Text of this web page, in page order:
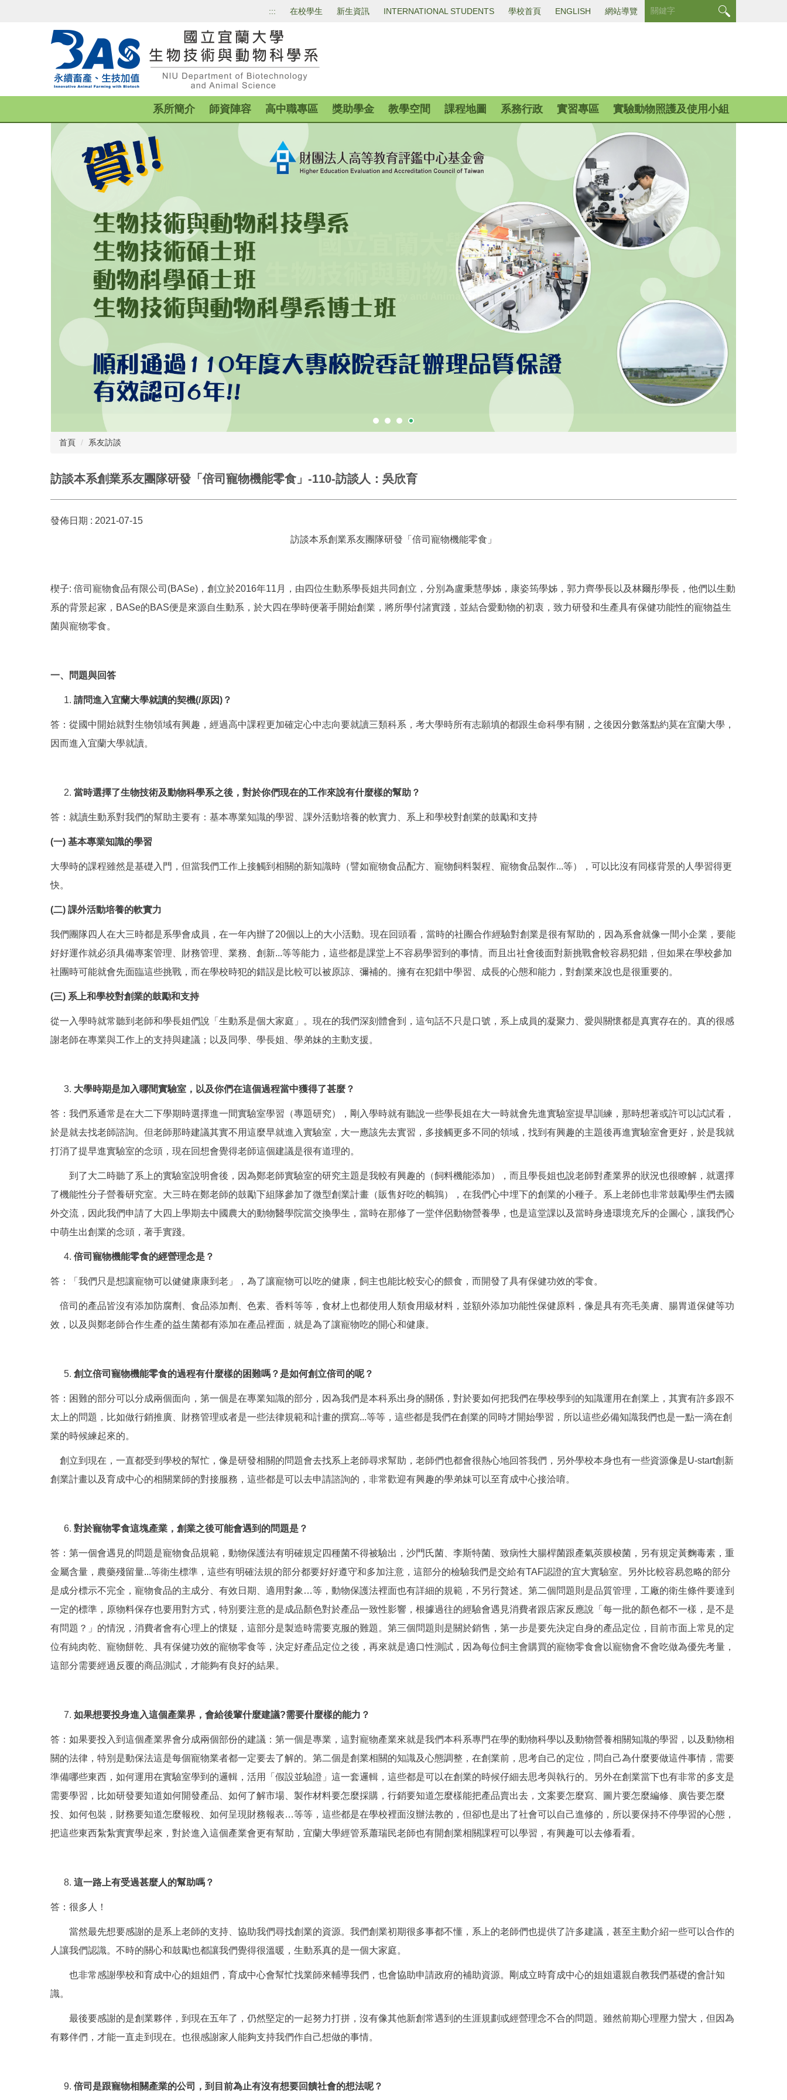
::: 在校學生 新生資訊 INTERNATIONAL STUDENTS 學校首頁 ENGLISH 網站導覽
系所簡介 師資陣容 高中職專區 獎助學金 教學空間 課程地圖 系務行政 實習專區 實驗動物照護及使用小組
首頁 系友訪談
訪談本系創業系友團隊研發「倍司寵物機能零食」-110-訪談人：吳欣育
發佈日期 : 2021-07-15
訪談本系創業系友團隊研發「倍司寵物機能零食」
楔子: 倍司寵物食品有限公司(BASe)，創立於2016年11月，由四位生動系學長姐共同創立，分別為盧秉慧學姊，康姿筠學姊，郭力齊學長以及林爾彤學長，他們以生動
系的背景起家，BASe的BAS便是來源自生動系，於大四在學時便著手開始創業，將所學付諸實踐，並結合愛動物的初衷，致力研發和生產具有保健功能性的寵物益生
菌與寵物零食。
一、問題與回答
請問進入宜蘭大學就讀的契機(/原因) ？
答：從國中開始就對生物領域有興趣，經過高中課程更加確定心中志向要就讀三類科系，考大學時所有志願填的都跟生命科學有關，之後因分數落點約莫在宜蘭大學，
因而進入宜蘭大學就讀。
當時選擇了生物技術及動物科學系之後，對於你們現在的工作來說有什麼樣的幫助？
答：就讀生動系對我們的幫助主要有：基本專業知識的學習、課外活動培養的軟實力、系上和學校對創業的鼓勵和支持
(一) 基本專業知識的學習
大學時的課程雖然是基礎入門，但當我們工作上接觸到相關的新知識時（譬如寵物食品配方、寵物飼料製程、寵物食品製作...等），可以比沒有同樣背景的人學習得更
快。
(二) 課外活動培養的軟實力
我們團隊四人在大三時都是系學會成員，在一年內辦了20個以上的大小活動。現在回頭看，當時的社團合作經驗對創業是很有幫助的，因為系會就像一間小企業，要能
好好運作就必須具備專案管理、財務管理、業務、創新...等等能力，這些都是課堂上不容易學習到的事情。而且出社會後面對新挑戰會較容易犯錯，但如果在學校參加
社團時可能就會先面臨這些挑戰，而在學校時犯的錯誤是比較可以被原諒、彌補的。擁有在犯錯中學習、成長的心態和能力，對創業來說也是很重要的。
(三) 系上和學校對創業的鼓勵和支持
從一入學時就常聽到老師和學長姐們說「生動系是個大家庭」。現在的我們深刻體會到，這句話不只是口號，系上成員的凝聚力、愛與關懷都是真實存在的。真的很感
謝老師在專業與工作上的支持與建議；以及同學、學長姐、學弟妹的主動支援。
大學時期是加入哪間實驗室，以及你們在這個過程當中獲得了甚麼？
答：我們系通常是在大二下學期時選擇進一間實驗室學習（專題研究），剛入學時就有聽說一些學長姐在大一時就會先進實驗室提早訓練，那時想著或許可以試試看，
於是就去找老師諮詢。但老師那時建議其實不用這麼早就進入實驗室，大一應該先去實習，多接觸更多不同的領域，找到有興趣的主題後再進實驗室會更好，於是我就
打消了提早進實驗室的念頭，現在回想會覺得老師這個建議是很有道理的。
到了大二時聽了系上的實驗室說明會後，因為鄭老師實驗室的研究主題是我較有興趣的（飼料機能添加），而且學長姐也說老師對產業界的狀況也很瞭解，就選擇
了機能性分子營養研究室。大三時在鄭老師的鼓勵下組隊參加了微型創業計畫（販售好吃的鵪鶉），在我們心中埋下的創業的小種子。系上老師也非常鼓勵學生們去國
外交流，因此我們申請了大四上學期去中國農大的動物醫學院當交換學生，當時在那修了一堂伴侶動物營養學，也是這堂課以及當時身邊環境充斥的企圖心，讓我們心
中萌生出創業的念頭，著手實踐。
倍司寵物機能零食的經營理念是？
答：「我們只是想讓寵物可以健健康康到老」，為了讓寵物可以吃的健康，飼主也能比較安心的餵食，而開發了具有保健功效的零食。
倍司的產品皆沒有添加防腐劑、食品添加劑、色素、香料等等，食材上也都使用人類食用級材料，並額外添加功能性保健原料，像是具有亮毛美膚、腸胃道保健等功
效，以及與鄭老師合作生產的益生菌都有添加在產品裡面，就是為了讓寵物吃的開心和健康。
創立倍司寵物機能零食的過程有什麼樣的困難嗎？是如何創立倍司的呢？
答：困難的部分可以分成兩個面向，第一個是在專業知識的部分，因為我們是本科系出身的關係，對於要如何把我們在學校學到的知識運用在創業上，其實有許多跟不
太上的問題，比如做行銷推廣、財務管理或者是一些法律規範和計畫的撰寫...等等，這些都是我們在創業的同時才開始學習，所以這些必備知識我們也是一點一滴在創
業的時候練起來的。
創立到現在，一直都受到學校的幫忙，像是研發相關的問題會去找系上老師尋求幫助，老師們也都會很熱心地回答我們，另外學校本身也有一些資源像是U-start創新
創業計畫以及育成中心的相關業師的對接服務，這些都是可以去申請諮詢的，非常歡迎有興趣的學弟妹可以至育成中心接洽唷。
對於寵物零食這塊產業，創業之後可能會遇到的問題是？
答：第一個會遇見的問題是寵物食品規範，動物保護法有明確規定四種菌不得被驗出，沙門氏菌、李斯特菌、致病性大腸桿菌跟產氣莢膜梭菌，另有規定黃麴毒素，重
金屬含量，農藥殘留量...等衛生標準，這些有明確法規的部分都要好好遵守和多加注意，這部分的檢驗我們是交給有TAF認證的宜大實驗室。另外比較容易忽略的部分
是成分標示不完全，寵物食品的主成分、有效日期、適用對象…等，動物保護法裡面也有詳細的規範，不另行贅述。第二個問題則是品質管理，工廠的衛生條件要達到
一定的標準，原物料保存也要用對方式，特別要注意的是成品顏色對於產品一致性影響，根據過往的經驗會遇見消費者跟店家反應說「每一批的顏色都不一樣，是不是
有問題？」的情況，消費者會有心理上的懷疑，這部分是製造時需要克服的難題。第三個問題則是關於銷售，第一步是要先決定自身的產品定位，目前市面上常見的定
位有純肉乾、寵物餅乾、具有保健功效的寵物零食等，決定好產品定位之後，再來就是適口性測試，因為每位飼主會購買的寵物零食會以寵物會不會吃做為優先考量，
這部分需要經過反覆的商品測試，才能夠有良好的結果。
如果想要投身進入這個產業界，會給後輩什麼建議?需要什麼樣的能力？
答：如果要投入到這個產業界會分成兩個部份的建議：第一個是專業，這對寵物產業來就是我們本科系專門在學的動物科學以及動物營養相關知識的學習，以及動物相
關的法律，特別是動保法這是每個寵物業者都一定要去了解的。第二個是創業相關的知識及心態調整，在創業前，思考自己的定位，問自己為什麼要做這件事情，需要
準備哪些東西，如何運用在實驗室學到的邏輯，活用「假設並驗證」這一套邏輯，這些都是可以在創業的時候仔細去思考與執行的。另外在創業當下也有非常的多支是
需要學習，比如研發要知道如何開發產品、如何了解市場、製作材料要怎麼採購，行銷要知道怎麼樣能把產品賣出去，文案要怎麼寫、圖片要怎麼編修、廣告要怎麼
投、如何包裝，財務要知道怎麼報稅、如何呈現財務報表…等等，這些都是在學校裡面沒辦法教的，但卻也是出了社會可以自己進修的，所以要保持不停學習的心態，
把這些東西紮紮實實學起來，對於進入這個產業會更有幫助，宜蘭大學經管系蕭瑞民老師也有開創業相關課程可以學習，有興趣可以去修看看。
這一路上有受過甚麼人的幫助嗎？
答：很多人！
當然最先想要感謝的是系上老師的支持、協助我們尋找創業的資源。我們創業初期很多事都不懂，系上的老師們也提供了許多建議，甚至主動介紹一些可以合作的
人讓我們認識。不時的關心和鼓勵也都讓我們覺得很溫暖，生動系真的是一個大家庭。
也非常感謝學校和育成中心的姐姐們，育成中心會幫忙找業師來輔導我們，也會協助申請政府的補助資源。剛成立時育成中心的姐姐還親自教我們基礎的會計知
識。
最後要感謝的是創業夥伴，到現在五年了，仍然堅定的一起努力打拼，沒有像其他新創常遇到的生涯規劃或經營理念不合的問題。雖然前期心理壓力蠻大，但因為
有夥伴們，才能一直走到現在。也很感謝家人能夠支持我們作自己想做的事情。
倍司是跟寵物相關產業的公司，到目前為止有沒有想要回饋社會的想法呢？